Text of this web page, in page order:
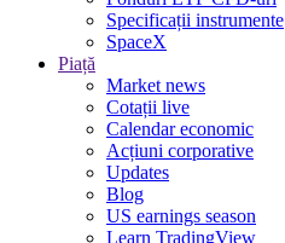
Specificații instrumente
SpaceX
Piață
Market news
Cotații live
Calendar economic
Acțiuni corporative
Updates
Blog
US earnings season
Learn TradingView